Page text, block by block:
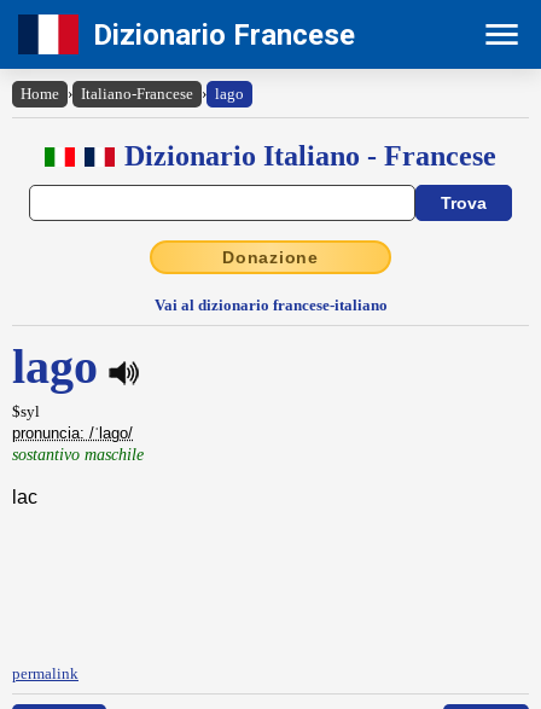
Dizionario Francese
Home › Italiano-Francese › lago
Dizionario Italiano - Francese
Donazione
Vai al dizionario francese-italiano
lago
$syl
pronuncia: /ˈlago/
sostantivo maschile
lac
permalink